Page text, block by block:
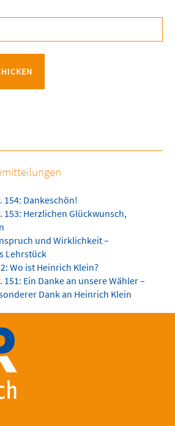
154: Dankeschön!
153: Herzlichen Glückwunsch,
und Wirklichkeit –
Lehrstück
Wo ist Heinrich Klein?
Ein Danke an unsere Wähler –
Dank an Heinrich Klein